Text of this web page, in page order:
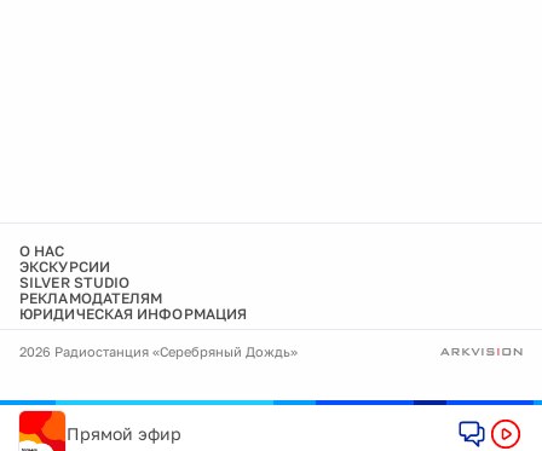
О НАС
ЭКСКУРСИИ
SILVER STUDIO
РЕКЛАМОДАТЕЛЯМ
ЮРИДИЧЕСКАЯ ИНФОРМАЦИЯ
2026 Радиостанция «Серебряный Дождь»
Прямой эфир